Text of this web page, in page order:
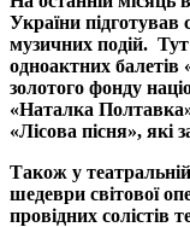
України
музичних подій.
одноактних балетів
золотого фонду
«Наталка
«Лісова пісня»,
Також у
шедеври світової
провідних солістів